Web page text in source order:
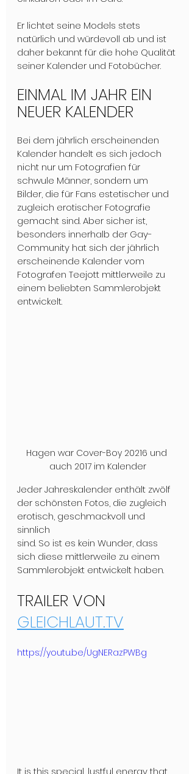
Er lichtet seine Models stets
natürlich und würdevoll ab und ist
daher bekannt für die hohe Qualität
seiner Kalender und Fotobücher.
EINMAL IM JAHR EIN
NEUER KALENDER
Bei dem jährlich erscheinenden
Kalender handelt es sich jedoch
nicht nur um Fotografien für
schwule Männer, sondern um
Bilder, die für Fans estetischer und
zugleich erotischer Fotografie
gemacht sind. Aber sicher ist,
besonders innerhalb der Gay-
Community hat sich der jährlich
erscheinende Kalender vom
Fotografen Teejott mittlerweile zu
einem beliebten Sammlerobjekt
entwickelt.
Hagen war Cover-Boy 20216 und
auch 2017 im Kalender
Jeder Jahreskalender enthält zwölf
der schönsten Fotos, die zugleich
erotisch, geschmackvoll und
sinnlich
sind. So ist es kein Wunder, dass
sich diese mittlerweile zu einem
Sammlerobjekt entwickelt haben.
TRAILER VON
GLEICHLAUT.TV
https://youtu.be/UgNERazPWBg
It is this special, lustful energy that